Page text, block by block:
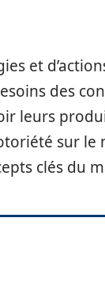
et
des
leurs
sur
clés du